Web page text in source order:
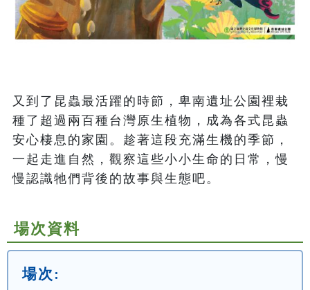
又到了昆蟲最活躍的時節，卑南遺址公園裡栽
種了超過兩百種台灣原生植物，成為各式昆蟲
安心棲息的家園。趁著這段充滿生機的季節，
一起走進自然，觀察這些小小生命的日常，慢
慢認識牠們背後的故事與生態吧。
場次資料
場次: